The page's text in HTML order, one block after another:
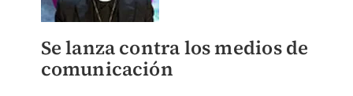
Se lanza contra los medios de
comunicación